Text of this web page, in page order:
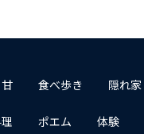
食べ歩き 隠れ家
ポエム 体験